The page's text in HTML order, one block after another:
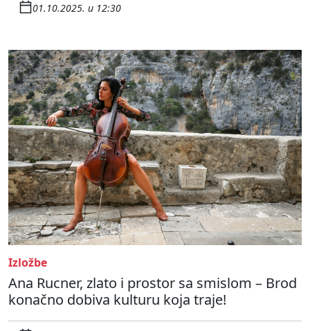
01.10.2025. u 12:30
Izložbe
Ana Rucner, zlato i prostor sa smislom – Brod
konačno dobiva kulturu koja traje!